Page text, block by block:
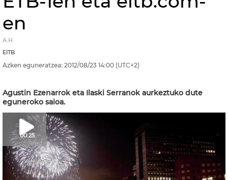
en
A.H.
EITB
Azken eguneratzea: 2012/08/23 14:00 (UTC+2)
Agustin Ezenarrok eta Ilaski Serranok aurkeztuko dute
eguneroko saioa.
00:25